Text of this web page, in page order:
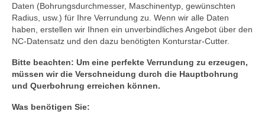
Daten (Bohrungsdurchmesser, Maschinentyp, gewünschten
Radius, usw.) für Ihre Verrundung zu. Wenn wir alle Daten
haben, erstellen wir Ihnen ein unverbindliches Angebot über den
NC-Datensatz und den dazu benötigten Konturstar-Cutter.
Bitte beachten: Um eine perfekte Verrundung zu erzeugen,
müssen wir die Verschneidung durch die Hauptbohrung
und Querbohrung erreichen können.
Was benötigen Sie: